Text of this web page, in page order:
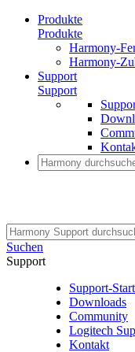
Produkte
Produkte
Harmony-
Harmony-
Support
Support
Suchen
Support
Support-
Downloads
Community
Logitech
Kontakt